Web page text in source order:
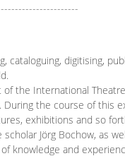
digitising,
the International
the course of this
exhibitions and so
Jörg Bochow, as
knowledge and